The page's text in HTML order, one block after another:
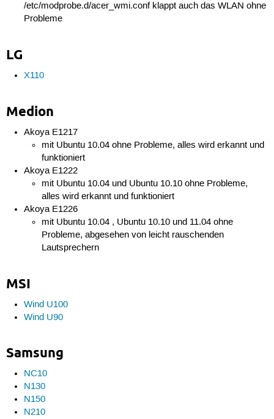
/etc/modprobe.d/acer_wmi.conf klappt auch das WLAN ohne
Probleme
LG
X110
Medion
Akoya E1217
mit Ubuntu 10.04 ohne Probleme, alles wird erkannt und
funktioniert
Akoya E1222
mit Ubuntu 10.04 und Ubuntu 10.10 ohne Probleme,
alles wird erkannt und funktioniert
Akoya E1226
mit Ubuntu 10.04 , Ubuntu 10.10 und 11.04 ohne
Probleme, abgesehen von leicht rauschenden
Lautsprechern
MSI
Wind U100
Wind U90
Samsung
NC10
N130
N150
N210